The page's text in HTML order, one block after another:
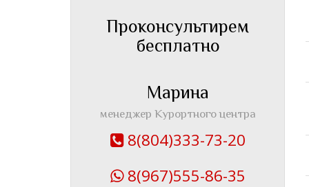
Проконсультирем
бесплатно
Марина
менеджер Курортного центра
8(804)333-73-20
8(967)555-86-35